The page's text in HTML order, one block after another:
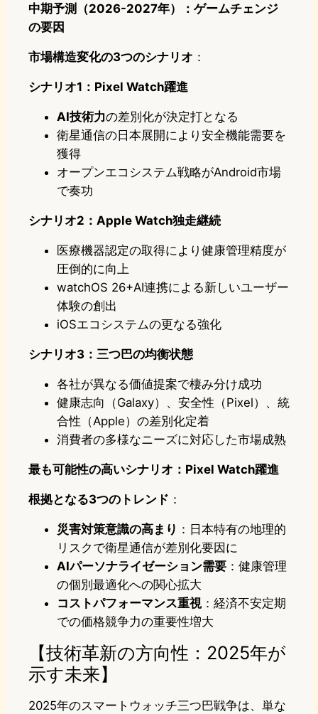
中期予測（2026-2027年）：ゲームチェンジ
の要因
市場構造変化の3つのシナリオ ：
シナリオ1：Pixel Watch躍進
AI技術力の差別化が決定打となる
衛星通信の日本展開により安全機能需要を
獲得
オープンエコシステム戦略がAndroid市場
で奏功
シナリオ2：Apple Watch独走継続
医療機器認定の取得により健康管理精度が
圧倒的に向上
watchOS 26+AI連携による新しいユーザー
体験の創出
iOSエコシステムの更なる強化
シナリオ3：三つ巴の均衡状態
各社が異なる価値提案で棲み分け成功
健康志向（Galaxy）、安全性（Pixel）、統
合性（Apple）の差別化定着
消費者の多様なニーズに対応した市場成熟
最も可能性の高いシナリオ：Pixel Watch躍進
根拠となる3つのトレンド ：
災害対策意識の高まり ：日本特有の地理的
リスクで衛星通信が差別化要因に
AIパーソナライゼーション需要 ：健康管理
の個別最適化への関心拡大
コストパフォーマンス重視：経済不安定期
での価格競争力の重要性増大
【技術革新の方向性：2025年が
示す未来】
2025年のスマートウォッチ三つ巴戦争は、単な